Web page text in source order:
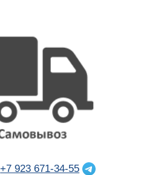
+7 923 671-34-55